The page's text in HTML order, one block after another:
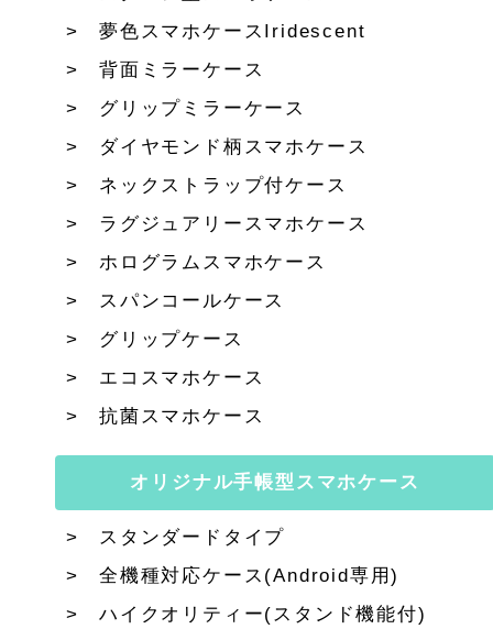
夢色スマホケースIridescent
背面ミラーケース
グリップミラーケース
ダイヤモンド柄スマホケース
ネックストラップ付ケース
ラグジュアリースマホケース
ホログラムスマホケース
スパンコールケース
グリップケース
エコスマホケース
抗菌スマホケース
オリジナル手帳型スマホケース
スタンダードタイプ
全機種対応ケース(Android専用)
ハイクオリティー(スタンド機能付)